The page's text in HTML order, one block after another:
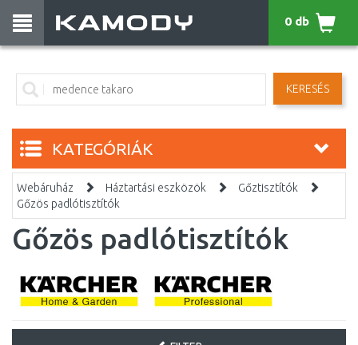
KERESÉS
0 db
KATEGÓRIÁK
Webáruház Háztartási eszközök
Gőztisztítók
Gőzös padlótisztítók
Gőzös padlótisztítók